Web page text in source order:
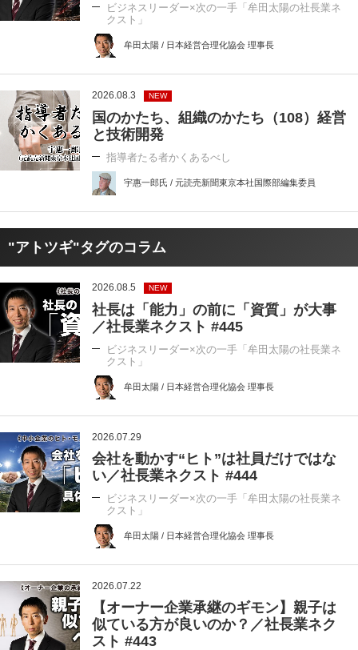
ビジネスリーダー×次の一手「牟田太陽の社長業ネ
クスト」
牟田太陽 / 日本経営合理化協会 理事長
2026.08.3 NEW
国のかたち、組織のかたち（108）経営
と技術開発
指導者たる者かくあるべし
宇惠一郎氏 / 元読売新聞東京本社国際部編集委員
"アトツギ"タグのコラム
2026.08.5 NEW
社長は「能力」の前に「資質」が大事
／社長業ネクスト #445
ビジネスリーダー×次の一手「牟田太陽の社長業ネ
クスト」
牟田太陽 / 日本経営合理化協会 理事長
2026.07.29
会社を動かす“ヒト”は社員だけではな
い／社長業ネクスト #444
ビジネスリーダー×次の一手「牟田太陽の社長業ネ
クスト」
牟田太陽 / 日本経営合理化協会 理事長
2026.07.22
【オーナー企業承継のギモン】親子は
似ている方が良いのか？／社長業ネク
スト #443